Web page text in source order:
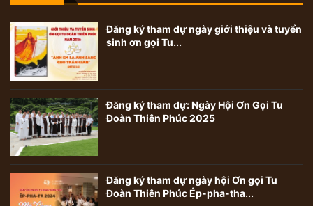
Đăng ký tham dự ngày giới thiệu và tuyển
sinh ơn gọi Tu...
Đăng ký tham dự: Ngày Hội Ơn Gọi Tu
Đoàn Thiên Phúc 2025
Đăng ký tham dự ngày hội Ơn gọi Tu
Đoàn Thiên Phúc Ép-pha-tha...